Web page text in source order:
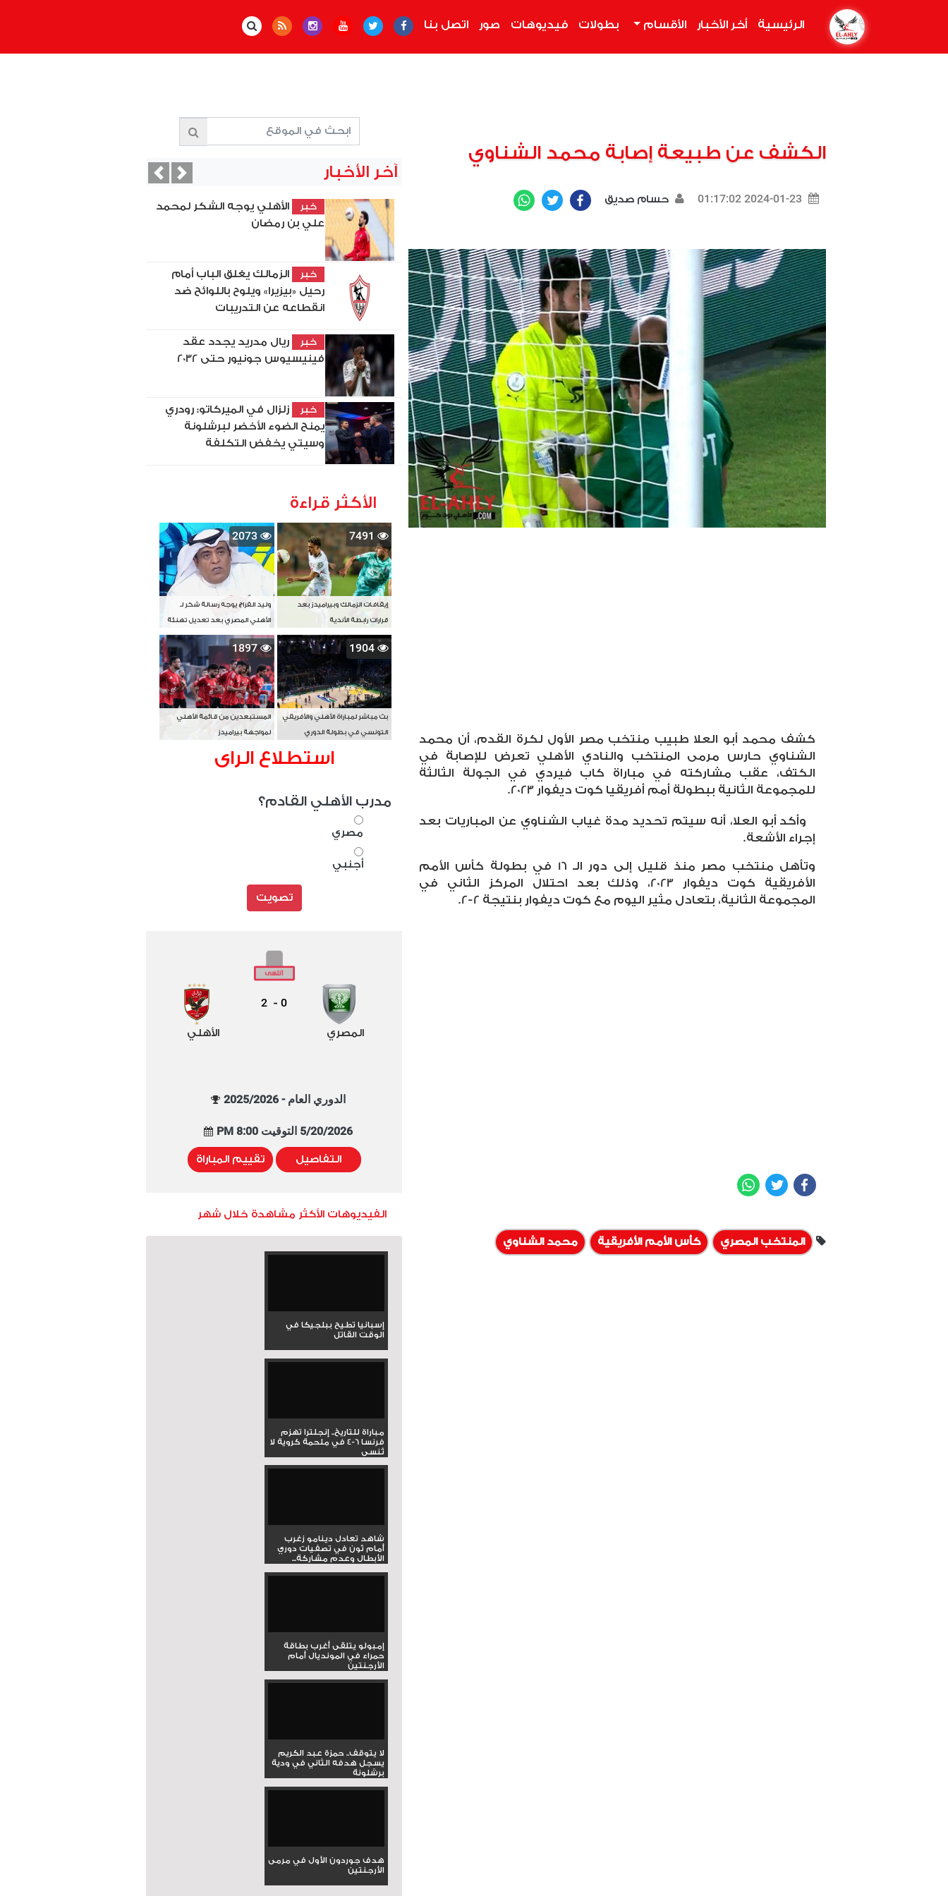
الرئيسية أخر الأخبار الأقسام بطولات فيديوهات صور اتصل بنا
الكشف عن طبيعة إصابة محمد الشناوي
2024-01-23 01:17:02 حسام صديق Facebook
Twitter
كشف محمد أبو العلا طبيب منتخب مصر الأول لكرة القدم، أن محمد
الشناوي حارس مرمى المنتخب والنادي الأهلي تعرض للإصابة في
الكتف، عقب مشاركته في مباراة كاب فيردي في الجولة الثالثة
للمجموعة الثانية ببطولة أمم أفريقيا كوت ديفوار 2023.
وأكد أبو العلا، أنه سيتم تحديد مدة غياب الشناوي عن المباريات بعد
إجراء الأشعة.
وتأهل منتخب مصر منذ قليل إلى دور الـ 16 في بطولة كأس الأمم
الأفريقية كوت ديفوار 2023، وذلك بعد احتلال المركز الثاني في
المجموعة الثانية، بتعادل مثير اليوم مع كوت ديفوار بنتيجة 2-2.
Facebook
Twitter
المنتخب المصري كأس الأمم الأفريقية محمد الشناوي
آخر الأخبار
خبر
الأهلي يوجه الشكر لمحمد
علي بن رمضان
خبر
الزمالك يغلق الباب أمام
رحيل «بيزيرا» ويلوح باللوائح ضد
انقطاعه عن التدريبات
خبر
ريال مدريد يجدد عقد
فينيسيوس جونيور حتى 2032
خبر
زلزال في الميركاتو: رودري
يمنح الضوء الأخضر لبرشلونة
وسيتي يخفض التكلفة
PreviousNext
الأكثر قراءة
7491
إيقافات الزمالك وبيراميدز بعد
قرارات رابطة الأندية
2073
وليد الفراج يوجه رسالة شكر لـ
الأهلي المصري بعد تعديل تهنئة
بطل آسيا
1904
بث مباشر لمباراة الأهلي والأفريقي
التونسي في بطولة الدوري
1897
المستبعدين من قائمة الأهلي
لمواجهة بيراميدز
استطلاع الراى
مدرب الأهلي القادم؟
مصري
أجنبي
تصويت
المصري
0
-
2
الأهلي
الدوري العام - 2025/2026
5/20/2026 التوقيت 8:00 PM
التفاصيل تقييم المباراة
الفيديوهات الأكثر مشاهدة خلال شهر
إسبانيا تطيح ببلجيكا في
الوقت القاتل
مباراة للتاريخ.. إنجلترا تهزم
فرنسا 6-4 في ملحمة كروية لا
تُنسى
شاهد تعادل دينامو زغرب
أمام ثون في تصفيات دوري
الأبطال وعدم مشاركة...
إمبولو يتلقى أغرب بطاقة
حمراء في المونديال أمام
الأرجنتين
لا يتوقف.. حمزة عبد الكريم
يسجل هدفه الثاني في ودية
برشلونة
هدف جوردون الأول في مرمى
الأرجنتين